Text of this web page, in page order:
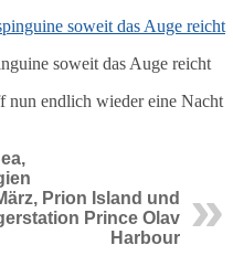
soweit das Auge reicht
nun endlich wieder eine Nacht
Prion Island und
Prince Olav
Harbour